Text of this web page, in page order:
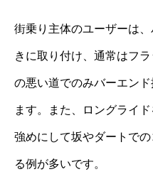
街乗り主体のユーザーは
きに取り付け、通常はフ
の悪い道でのみバーエン
ます。また、ロングライ
強めにして坂やダートで
る例が多いです。